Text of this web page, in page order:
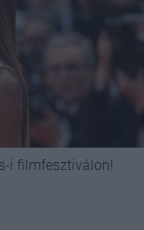
i filmfesztiválon!